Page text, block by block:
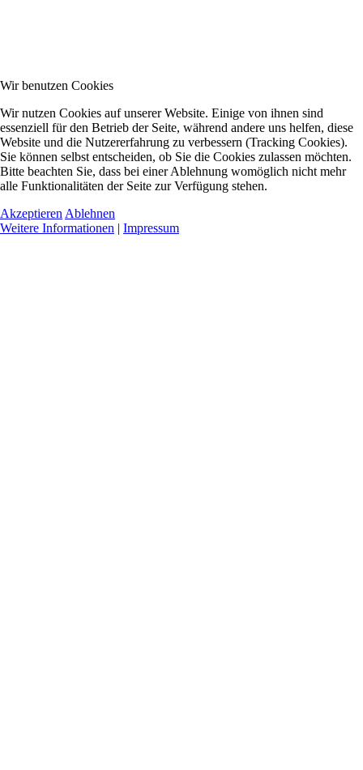
Wir benutzen Cookies
Wir nutzen Cookies auf unserer Website. Einige von ihnen sind
essenziell für den Betrieb der Seite, während andere uns helfen, diese
Website und die Nutzererfahrung zu verbessern (Tracking Cookies).
Sie können selbst entscheiden, ob Sie die Cookies zulassen möchten.
Bitte beachten Sie, dass bei einer Ablehnung womöglich nicht mehr
alle Funktionalitäten der Seite zur Verfügung stehen.
Akzeptieren Ablehnen
Weitere Informationen | Impressum